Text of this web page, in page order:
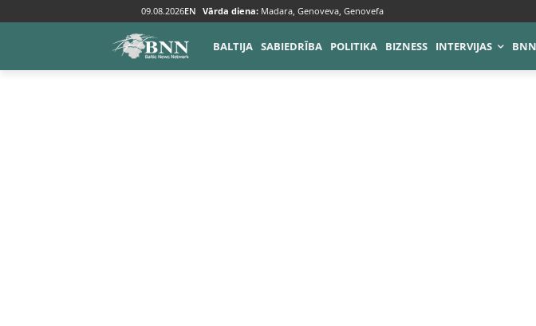
09.08.2026EN Vārda diena: Madara, Genoveva, Genovefa
BALTIJA SABIEDRĪBA POLITIKA BIZNESS INTERVIJAS
Tags Ivars Āboliņš